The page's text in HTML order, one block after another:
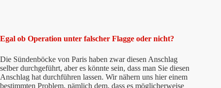
Egal ob Operation unter falscher Flagge oder nicht?
Die Sündenböcke von Paris haben zwar diesen Anschlag
selber durchgeführt, aber es könnte sein, dass man Sie diesen
Anschlag hat durchführen lassen. Wir nähern uns hier einem
bestimmten Problem, nämlich dem, dass es möglicherweise